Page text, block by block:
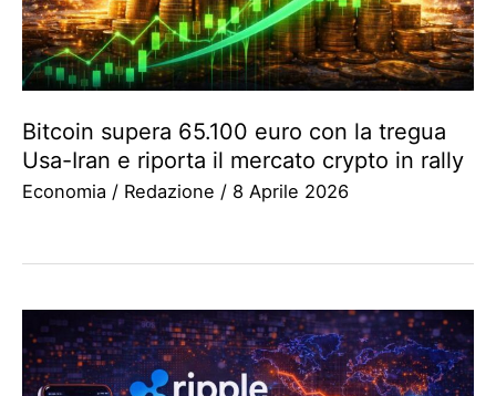
Bitcoin supera 65.100 euro con la tregua
Usa-Iran e riporta il mercato crypto in rally
Economia / Redazione / 8 Aprile 2026